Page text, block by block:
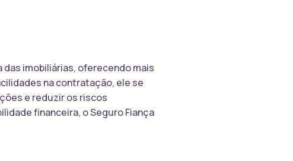
das imobiliárias, oferecendo mais
na contratação, ele se
e reduzir os riscos
financeira, o Seguro Fiança